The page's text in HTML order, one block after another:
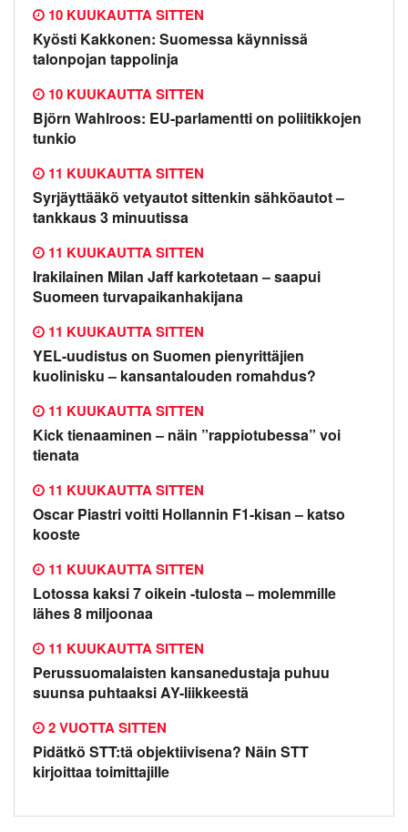
Kyösti Kakkonen: Suomessa käynnissä
talonpojan tappolinja
10 KUUKAUTTA SITTEN
Björn Wahlroos: EU-parlamentti on poliitikkojen
tunkio
10 KUUKAUTTA SITTEN
Syrjäyttääkö vetyautot sittenkin sähköautot –
tankkaus 3 minuutissa
11 KUUKAUTTA SITTEN
Irakilainen Milan Jaff karkotetaan – saapui
Suomeen turvapaikanhakijana
11 KUUKAUTTA SITTEN
YEL-uudistus on Suomen pienyrittäjien
kuolinisku – kansantalouden romahdus?
11 KUUKAUTTA SITTEN
Kick tienaaminen – näin ”rappiotubessa” voi
tienata
11 KUUKAUTTA SITTEN
Oscar Piastri voitti Hollannin F1-kisan – katso
kooste
11 KUUKAUTTA SITTEN
Lotossa kaksi 7 oikein -tulosta – molemmille
lähes 8 miljoonaa
11 KUUKAUTTA SITTEN
Perussuomalaisten kansanedustaja puhuu
suunsa puhtaaksi AY-liikkeestä
11 KUUKAUTTA SITTEN
Pidätkö STT:tä objektiivisena? Näin STT
kirjoittaa toimittajille
2 VUOTTA SITTEN